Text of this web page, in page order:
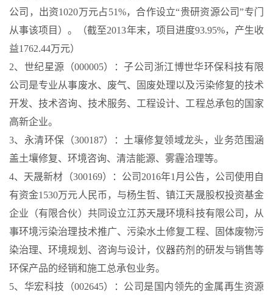
公司，出资1020万元占51%，合作设立“贵研资源公司”专门
从事该项目）。（截至2013年末，项目进度93.95%，产生收
益1762.44万元）
2、世纪星源（000005）：子公司浙江博世华环保科技有限
公司是专业从事废水、废气、固废处理以及污染修复的技术
开发、技术咨询、技术服务、工程设计、工程总承包的国家
高新企业。
3、永清环保（300187）：土壤修复领域龙头，业务范围涵
盖土壤修复、环境咨询、清洁能源、雾霾洽理等。
4、天晟新材（300169）：公司2016年1月公告，公司使用自
有资金1530万元人民币，与杨生哲、镇江天晟股权投资基金
企业（有限合伙）共同设立江苏天晟环境科技有限公司，从
事环境污染治理技术推广、污染水土修复工程、固体废物污
染治理、环境规划、咨询与设计，仪器药剂的研发与销售等
环保产品的经销和施工总承包业务。
5、华宏科技（002645）：公司是国内领先的金属再生资源